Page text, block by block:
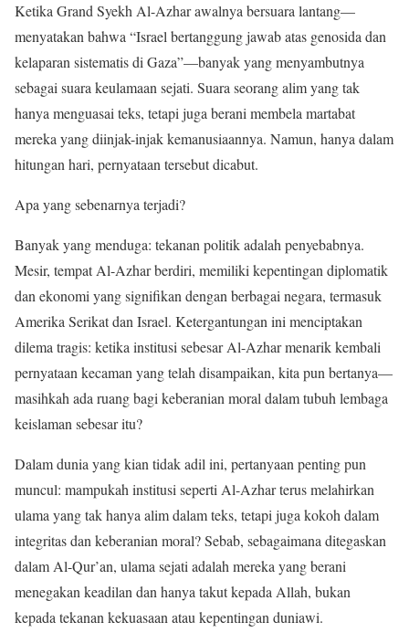
Ketika Grand Syekh Al-Azhar awalnya bersuara lantang—
menyatakan bahwa “Israel bertanggung jawab atas genosida dan
kelaparan sistematis di Gaza”—banyak yang menyambutnya
sebagai suara keulamaan sejati. Suara seorang alim yang tak
hanya menguasai teks, tetapi juga berani membela martabat
mereka yang diinjak-injak kemanusiaannya. Namun, hanya dalam
hitungan hari, pernyataan tersebut dicabut.
Apa yang sebenarnya terjadi?
Banyak yang menduga: tekanan politik adalah penyebabnya.
Mesir, tempat Al-Azhar berdiri, memiliki kepentingan diplomatik
dan ekonomi yang signifikan dengan berbagai negara, termasuk
Amerika Serikat dan Israel. Ketergantungan ini menciptakan
dilema tragis: ketika institusi sebesar Al-Azhar menarik kembali
pernyataan kecaman yang telah disampaikan, kita pun bertanya—
masihkah ada ruang bagi keberanian moral dalam tubuh lembaga
keislaman sebesar itu?
Dalam dunia yang kian tidak adil ini, pertanyaan penting pun
muncul: mampukah institusi seperti Al-Azhar terus melahirkan
ulama yang tak hanya alim dalam teks, tetapi juga kokoh dalam
integritas dan keberanian moral? Sebab, sebagaimana ditegaskan
dalam Al-Qur’an, ulama sejati adalah mereka yang berani
menegakan keadilan dan hanya takut kepada Allah, bukan
kepada tekanan kekuasaan atau kepentingan duniawi.